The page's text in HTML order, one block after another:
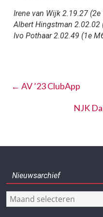
Irene van Wijk 2.19.27 (2e
Albert Hingstman 2.02.02
Ivo Pothaar 2.02.49 (1e
← AV ’23 ClubApp
NJK
Nieuwsarchief
Nieuwsarchief